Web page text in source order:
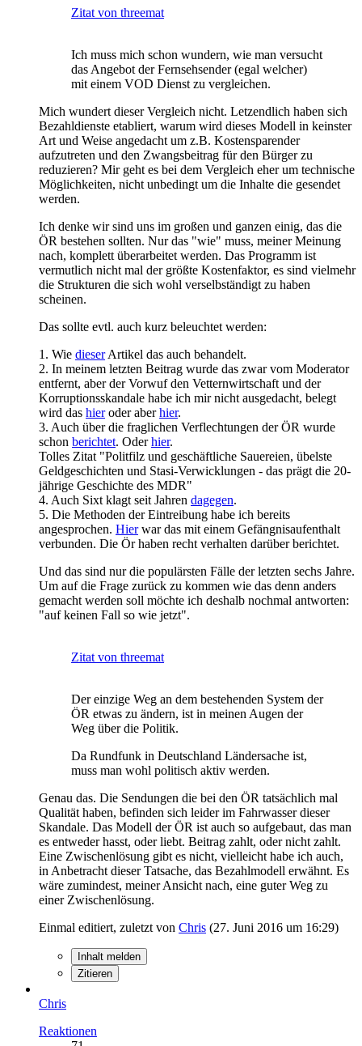
Zitat von threemat
Ich muss mich schon wundern, wie man versucht
das Angebot der Fernsehsender (egal welcher)
mit einem VOD Dienst zu vergleichen.
Mich wundert dieser Vergleich nicht. Letzendlich haben sich
Bezahldienste etabliert, warum wird dieses Modell in keinster
Art und Weise angedacht um z.B. Kostensparender
aufzutreten und den Zwangsbeitrag für den Bürger zu
reduzieren? Mir geht es bei dem Vergleich eher um technische
Möglichkeiten, nicht unbedingt um die Inhalte die gesendet
werden.
Ich denke wir sind uns im großen und ganzen einig, das die
ÖR bestehen sollten. Nur das "wie" muss, meiner Meinung
nach, komplett überarbeitet werden. Das Programm ist
vermutlich nicht mal der größte Kostenfaktor, es sind vielmehr
die Strukturen die sich wohl verselbständigt zu haben
scheinen.
Das sollte evtl. auch kurz beleuchtet werden:
1. Wie dieserArtikel das auch behandelt.
2. In meinem letzten Beitrag wurde das zwar vom Moderator
entfernt, aber der Vorwuf den Vetternwirtschaft und der
Korruptionsskandale habe ich mir nicht ausgedacht, belegt
wird das hieroder aberhier.
3. Auch über die fraglichen Verflechtungen der ÖR wurde
schon berichtet. Oderhier.
Tolles Zitat "Politfilz und geschäftliche Sauereien, übelste
Geldgeschichten und Stasi-Verwicklungen - das prägt die 20-
jährige Geschichte des MDR"
4. Auch Sixt klagt seit Jahren dagegen.
5. Die Methoden der Eintreibung habe ich bereits
angesprochen. Hierwar das mit einem Gefängnisaufenthalt
verbunden. Die Ör haben recht verhalten darüber berichtet.
Und das sind nur die populärsten Fälle der letzten sechs Jahre.
Um auf die Frage zurück zu kommen wie das denn anders
gemacht werden soll möchte ich deshalb nochmal antworten:
"auf keinen Fall so wie jetzt".
Zitat von threemat
Der einzige Weg an dem bestehenden System der
ÖR etwas zu ändern, ist in meinen Augen der
Weg über die Politik.
Da Rundfunk in Deutschland Ländersache ist,
muss man wohl politisch aktiv werden.
Genau das. Die Sendungen die bei den ÖR tatsächlich mal
Qualität haben, befinden sich leider im Fahrwasser dieser
Skandale. Das Modell der ÖR ist auch so aufgebaut, das man
es entweder hasst, oder liebt. Beitrag zahlt, oder nicht zahlt.
Eine Zwischenlösung gibt es nicht, vielleicht habe ich auch,
in Anbetracht dieser Tatsache, das Bezahlmodell erwähnt. Es
wäre zumindest, meiner Ansicht nach, eine guter Weg zu
einer Zwischenlösung.
Einmal editiert, zuletzt von Chris (27. Juni 2016 um 16:29)
Inhalt melden
Zitieren
Chris
Reaktionen